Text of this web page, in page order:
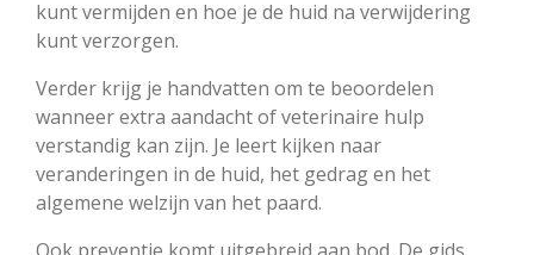
kunt vermijden en hoe je de huid na verwijdering
kunt verzorgen.
Verder krijg je handvatten om te beoordelen
wanneer extra aandacht of veterinaire hulp
verstandig kan zijn. Je leert kijken naar
veranderingen in de huid, het gedrag en het
algemene welzijn van het paard.
Ook preventie komt uitgebreid aan bod. De gids